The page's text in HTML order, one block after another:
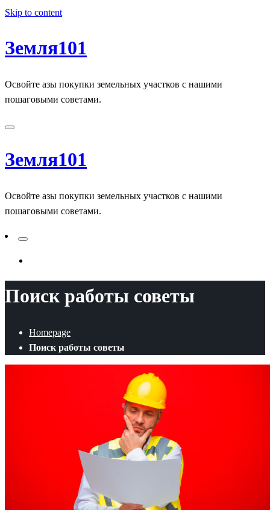
Skip to content
Земля101
Освойте азы покупки земельных участков с нашими
пошаговыми советами.
Земля101
Освойте азы покупки земельных участков с нашими
пошаговыми советами.
Поиск работы советы
Homepage
Поиск работы советы